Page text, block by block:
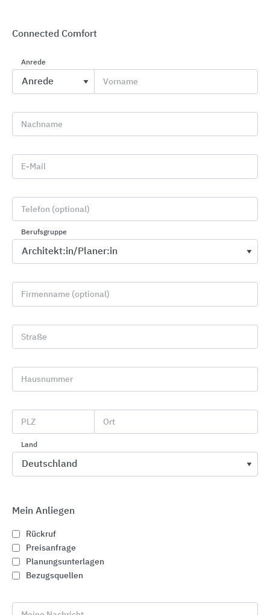
und Brand
Telenot Electronic
KNX-Systeme zur Gebäudeautomation von Theben
Theben
Connected Comfort
Anrede
Vorname
Nachname
E-Mail
Telefon (optional)
Berufsgruppe
Firmenname (optional)
Straße
Hausnummer
PLZ Ort
Land
Mein Anliegen
Rückruf
Preisanfrage
Planungsunterlagen
Bezugsquellen